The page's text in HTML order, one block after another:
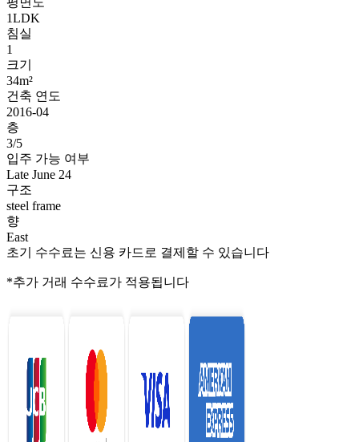
1LDK
침실
1
크기
34m²
건축 연도
2016-04
층
3/5
입주 가능 여부
Late June 24
구조
steel frame
향
East
초기 수수료는 신용 카드로 결제할 수 있습니다
*추가 거래 수수료가 적용됩니다